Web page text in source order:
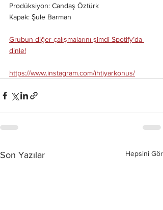
Prodüksiyon: Candaş Öztürk
Kapak: Şule Barman
Grubun diğer çalışmalarını şimdi Spotify’da
dinle!
https://www.instagram.com/ihtiyarkonus/
Son Yazılar Hepsini Gör